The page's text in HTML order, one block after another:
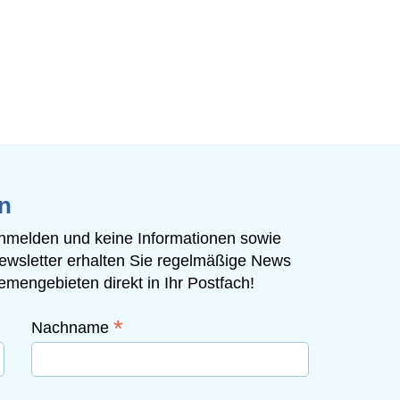
und keine Informationen sowie
erhalten Sie regelmäßige News
direkt in Ihr Postfach!
Nachname *